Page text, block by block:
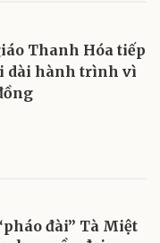
Thanh Hóa tiếp
dài hành trình vì
đài” Tà Miệt